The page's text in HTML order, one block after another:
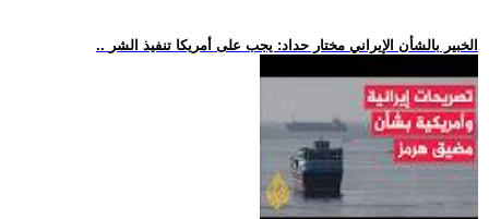
.. الخبير بالشأن الإيراني مختار حداد: يجب على أمريكا تنفيذ الشر